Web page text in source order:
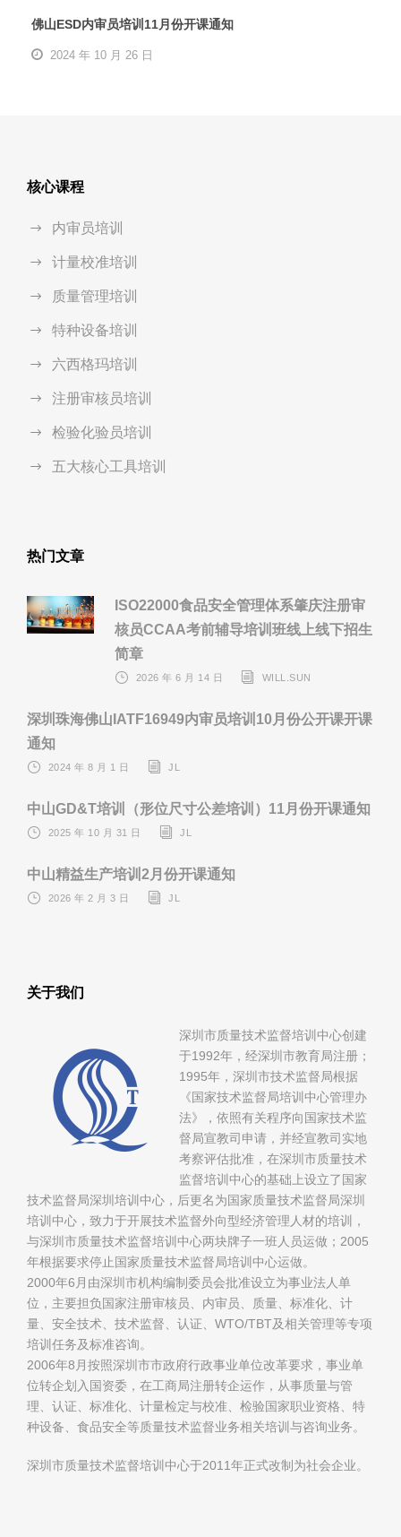
佛山ESD内审员培训11月份开课通知
2024 年 10 月 26 日
核心课程
内审员培训
计量校准培训
质量管理培训
特种设备培训
六西格玛培训
注册审核员培训
检验化验员培训
五大核心工具培训
热门文章
ISO22000食品安全管理体系肇庆注册审
核员CCAA考前辅导培训班线上线下招生
简章
2026 年 6 月 14 日 WILL.SUN
深圳珠海佛山IATF16949内审员培训10月份公开课开课
通知
2024 年 8 月 1 日 JL
中山GD&T培训（形位尺寸公差培训）11月份开课通知
2025 年 10 月 31 日 JL
中山精益生产培训2月份开课通知
2026 年 2 月 3 日 JL
关于我们
深圳市质量技术监督培训中心创建
于1992年，经深圳市教育局注册；
1995年，深圳市技术监督局根据
《国家技术监督局培训中心管理办
法》，依照有关程序向国家技术监
督局宣教司申请，并经宣教司实地
考察评估批准，在深圳市质量技术
监督培训中心的基础上设立了国家
技术监督局深圳培训中心，后更名为国家质量技术监督局深圳
培训中心，致力于开展技术监督外向型经济管理人材的培训，
与深圳市质量技术监督培训中心两块牌子一班人员运做；2005
年根据要求停止国家质量技术监督局培训中心运做。
2000年6月由深圳市机构编制委员会批准设立为事业法人单
位，主要担负国家注册审核员、内审员、质量、标准化、计
量、安全技术、技术监督、认证、WTO/TBT及相关管理等专项
培训任务及标准咨询。
2006年8月按照深圳市市政府行政事业单位改革要求，事业单
位转企划入国资委，在工商局注册转企运作，从事质量与管
理、认证、标准化、计量检定与校准、检验国家职业资格、特
种设备、食品安全等质量技术监督业务相关培训与咨询业务。
深圳市质量技术监督培训中心于2011年正式改制为社会企业。